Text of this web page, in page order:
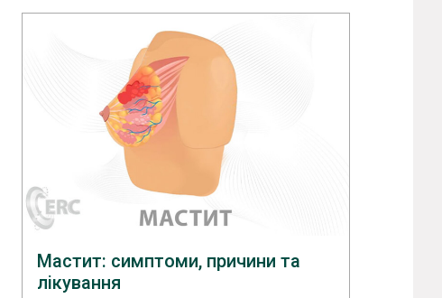
малоінвазивних або хірургічних методів....
Мастит: симптоми, причини та
лікування